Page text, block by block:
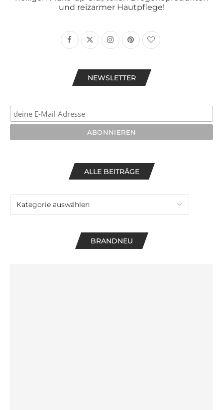
und reizarmer Hautpflege!
NEWSLETTER
ALLE BEITRÄGE
BRANDNEU